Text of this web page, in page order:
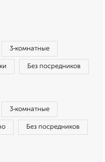
3‑комнатные
Без посредников
3‑комнатные
Без посредников